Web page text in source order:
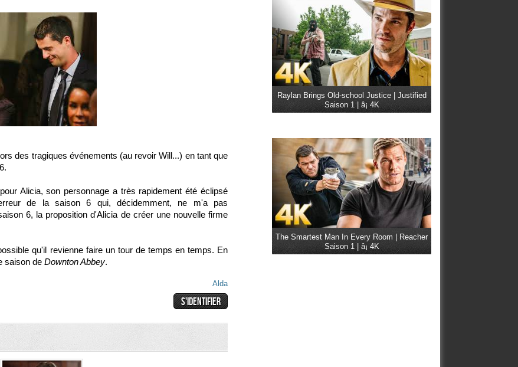
des tragiques événements (au revoir Will...) en tant que
Alicia, son personnage a très rapidement été éclipsé
de la saison 6 qui, décidemment, ne m'a pas
6, la proposition d'Alicia de créer une nouvelle firme
qu'il revienne faire un tour de temps en temps. En
saison de Downton Abbey.
Alda
Raylan Brings Old-school Justice | Justified
Saison 1 | â¡ 4K
The Smartest Man In Every Room | Reacher
Saison 1 | â¡ 4K